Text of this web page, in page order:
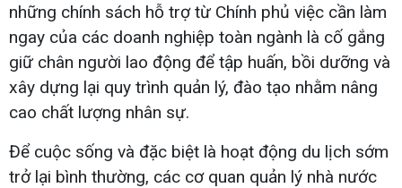
những chính sách hỗ trợ từ Chính phủ việc cần làm
ngay của các doanh nghiệp toàn ngành là cố gắng
giữ chân người lao động để tập huấn, bồi dưỡng và
xây dựng lại quy trình quản lý, đào tạo nhằm nâng
cao chất lượng nhân sự.
Để cuộc sống và đặc biệt là hoạt động du lịch sớm
trở lại bình thường, các cơ quan quản lý nhà nước